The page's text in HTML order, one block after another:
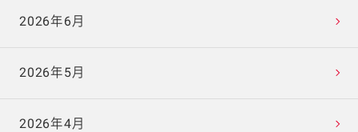
2026年6月
2026年5月
2026年4月